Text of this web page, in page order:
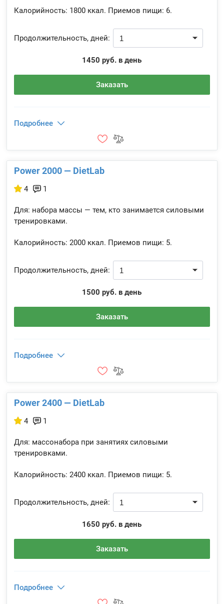
Калорийность: 1800 ккал. Приемов пищи: 6.
Продолжительность, дней:
1450 руб. в день
Заказать
Подробнее
Power 2000 — DietLab
4 1
Для: набора массы — тем, кто занимается силовыми
тренировками.
Калорийность: 2000 ккал. Приемов пищи: 5.
Продолжительность, дней:
1500 руб. в день
Заказать
Подробнее
Power 2400 — DietLab
4 1
Для: массонабора при занятиях силовыми
тренировками.
Калорийность: 2400 ккал. Приемов пищи: 5.
Продолжительность, дней:
1650 руб. в день
Заказать
Подробнее